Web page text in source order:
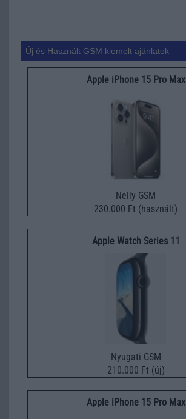
Új és Használt GSM kiemelt ajánlatok
Apple iPhone 15 Pro Max
Nelly GSM
230.000 Ft (használt)
Apple Watch Series 11
Nyugati GSM
210.000 Ft (új)
Apple iPhone 15 Pro Max